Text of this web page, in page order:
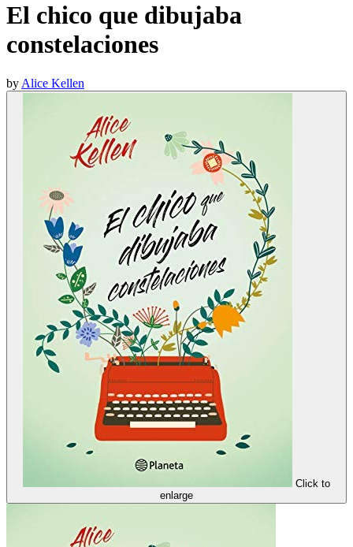
El chico que dibujaba
constelaciones
by Alice Kellen
Click to
enlarge